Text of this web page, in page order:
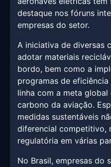
destaque nos fóruns
empresas do setor.
A iniciativa de diversas
adotar materiais
bordo, bem como a
programas de
linha com a meta
carbono da aviação.
medidas sustentáveis
diferencial competitivo,
regulatória em várias
No Brasil, empresas do